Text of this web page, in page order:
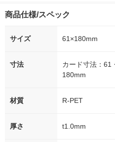
商品仕様/スペック
サイズ 61×180mm
寸法
カード寸法：61
180mm
材質 R-PET
厚さ t1.0mm